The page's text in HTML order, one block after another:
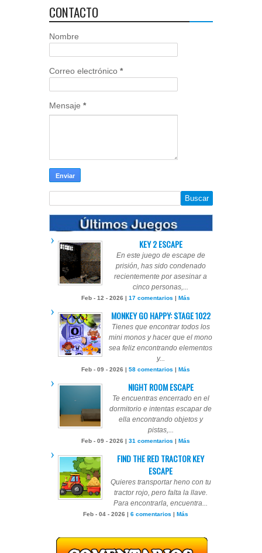
CONTACTO
Nombre
Correo electrónico *
Mensaje *
KEY 2 ESCAPE
En este juego de escape de
prisión, has sido condenado
recientemente por asesinar a
cinco personas,...
Feb - 12 - 2026 | 17 comentarios Más
MONKEY GO HAPPY: STAGE 1022
Tienes que encontrar todos los
mini monos y hacer que el mono
sea feliz encontrando elementos
y...
Feb - 09 - 2026 | 58 comentarios Más
NIGHT ROOM ESCAPE
Te encuentras encerrado en el
dormitorio e intentas escapar de
ella encontrando objetos y
pistas,...
Feb - 09 - 2026 | 31 comentarios Más
FIND THE RED TRACTOR KEY
ESCAPE
Quieres transportar heno con tu
tractor rojo, pero falta la llave.
Para encontrarla, encuentra...
Feb - 04 - 2026 | 6 comentarios Más